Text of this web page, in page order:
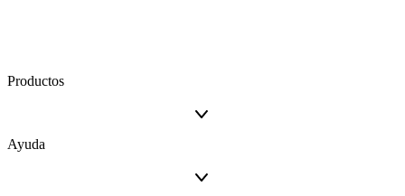
Productos
Ayuda